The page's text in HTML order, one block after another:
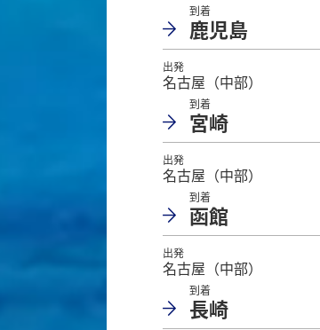
到着
鹿児島
出発
名古屋（中部）
到着
宮崎
出発
名古屋（中部）
到着
函館
出発
名古屋（中部）
到着
長崎